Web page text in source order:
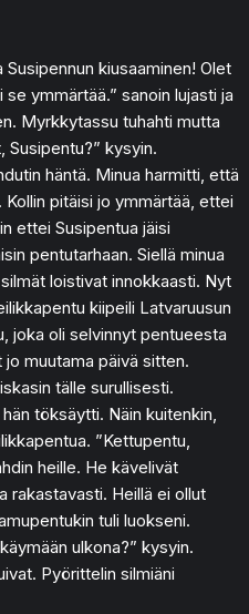
kiusaaminen! Olet
ymmärtää.” sanoin lujasti ja
Myrkkytassu tuhahti mutta
Susipentu?” kysyin.
häntä. Minua harmitti, että
pitäisi jo ymmärtää, ettei
ettei Susipentua jäisi
pentutarhaan. Siellä minua
loistivat innokkaasti. Nyt
kiipeili Latvaruusun
joka oli selvinnyt pentueesta
muutama päivä sitten.
tälle surullisesti.
töksäytti. Näin kuitenkin,
”Kettupentu,
heille. He kävelivät
rakastavasti. Heillä ei ollut
tuli luokseni.
ulkona?” kysyin.
Pyörittelin silmiäni